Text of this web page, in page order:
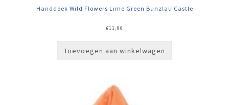
Handdoek Wild Flowers Lime Green Bunzlau Castle
€11,99
Toevoegen aan winkelwagen